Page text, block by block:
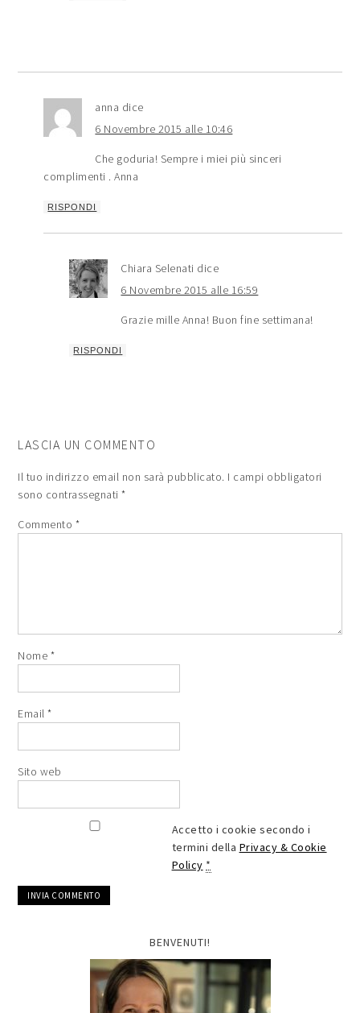
anna dice
6 Novembre 2015 alle 10:46
Che goduria! Sempre i miei più sinceri
complimenti . Anna
RISPONDI
Chiara Selenati dice
6 Novembre 2015 alle 16:59
Grazie mille Anna! Buon fine settimana!
RISPONDI
LASCIA UN COMMENTO
Il tuo indirizzo email non sarà pubblicato. I campi obbligatori
sono contrassegnati*
Commento *
Nome *
Email*
Sito web
Accetto i cookie secondo i
termini della Privacy & Cookie
Policy *
BENVENUTI!